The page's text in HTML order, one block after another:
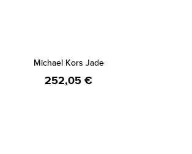
Michael Kors Jade
252,05 €